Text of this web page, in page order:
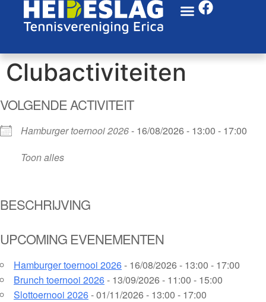
Clubactiviteiten
VOLGENDE ACTIVITEIT
Hamburger toernooi 2026- 16/08/2026 - 13:00 - 17:00
Toon alles
BESCHRIJVING
UPCOMING EVENEMENTEN
Hamburger toernooi 2026- 16/08/2026 - 13:00 - 17:00
Brunch toernooi 2026- 13/09/2026 - 11:00 - 15:00
Slottoernooi 2026- 01/11/2026 - 13:00 - 17:00